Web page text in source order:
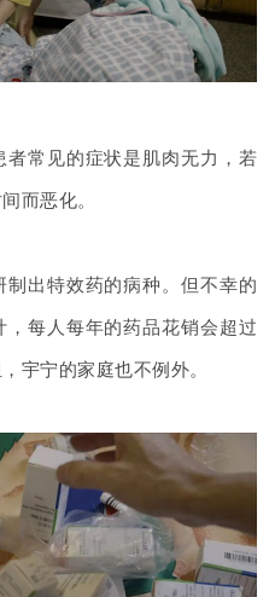
者常见的症状是肌肉无力，若
而恶化。
出特效药的病种。但不幸的
每人每年的药品花销会超过
宇宁的家庭也不例外。